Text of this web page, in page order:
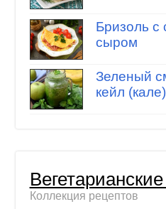
Бризоль с
сыром
Зеленый
кейл (кале)
Коллекция рецептов